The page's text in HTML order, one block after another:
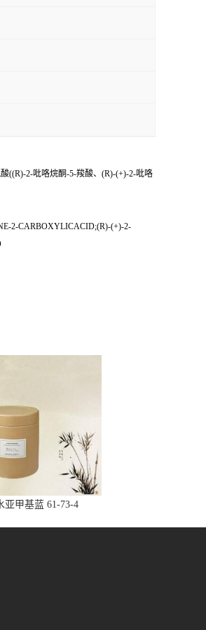
((R)-2-吡咯烷酮-5-羧酸、(R)-(+)-2-吡咯
2-CARBOXYLICACID;(R)-(+)-2-
亚甲基蓝 61-73-4